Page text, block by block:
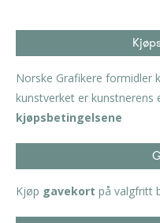
Norske Grafikere formidler
kunstverket er kunstnerens
kjøpsbetingelsene
Kjøp gavekort på valgfritt